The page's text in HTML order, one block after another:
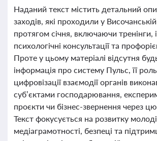
Наданий текст містить детальний
заходів, які проходили у
протягом січня, включаючи тренінги,
психологічні консультації та
Проте у цьому матеріалі відсутня
інформація про систему Пульс, її
цифровізації взаємодії органів
суб’єктами господарювання,
проєкти чи бізнес-звернення через
Текст фокусується на розвитку
медіаграмотності, безпеці та